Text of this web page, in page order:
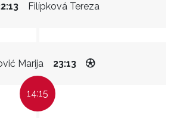
Filípková Tereza
Marija 23:13
14:15